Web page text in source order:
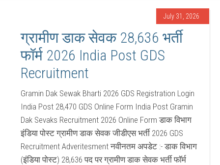
July 31, 2026
ग्रामीण डाक सेवक 28,636 भर्ती
फॉर्म 2026 India Post GDS
Recruitment
Gramin Dak Sewak Bharti 2026 GDS Registration Login
India Post 28,470 GDS Online Form India Post Gramin
Dak Sevaks Recruitment 2026 Online Form डाक विभाग
इंडिया पोस्ट ग्रामीण डाक सेवक जीडीएस भर्ती 2026 GDS
Recruitment Adveritesment नवीनतम अपडेट :- डाक विभाग
(इंडिया पोस्ट) 28,636 पद पर ग्रामीण डाक सेवक भर्ती फॉर्म